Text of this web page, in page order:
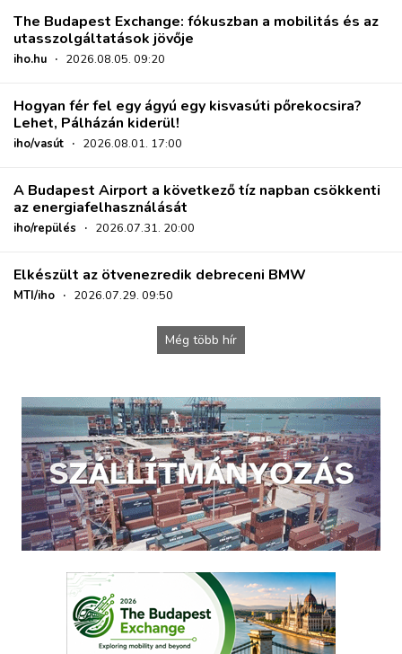
The Budapest Exchange: fókuszban a mobilitás és az
utasszolgáltatások jövője
iho.hu · 2026.08.05. 09:20
Hogyan fér fel egy ágyú egy kisvasúti pőrekocsira?
Lehet, Pálházán kiderül!
iho/vasút · 2026.08.01. 17:00
A Budapest Airport a következő tíz napban csökkenti
az energiafelhasználását
iho/repülés · 2026.07.31. 20:00
Elkészült az ötvenezredik debreceni BMW
MTI/iho · 2026.07.29. 09:50
Még több hír